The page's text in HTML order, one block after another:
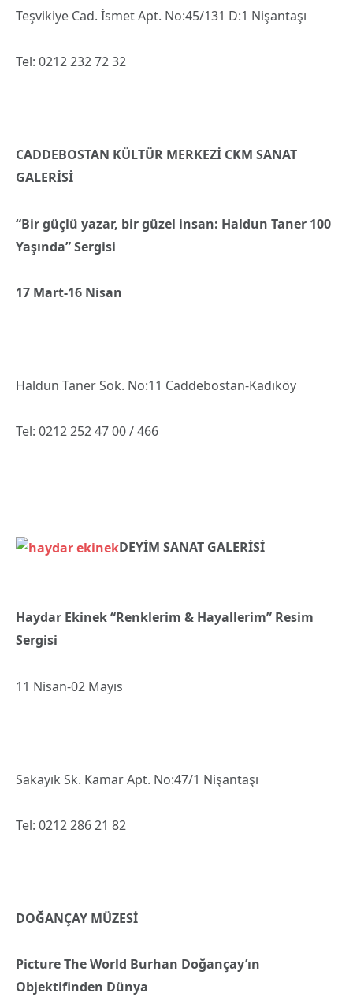
Teşvikiye Cad. İsmet Apt. No:45/131 D:1 Nişantaşı
Tel: 0212 232 72 32
CADDEBOSTAN KÜLTÜR MERKEZİ CKM SANAT
GALERİSİ
“Bir güçlü yazar, bir güzel insan: Haldun Taner 100
Yaşında” Sergisi
17 Mart-16 Nisan
Haldun Taner Sok. No:11 Caddebostan-Kadıköy
Tel: 0212 252 47 00 / 466
DEYİM SANAT GALERİSİ
Haydar Ekinek “Renklerim & Hayallerim” Resim
Sergisi
11 Nisan-02 Mayıs
Sakayık Sk. Kamar Apt. No:47/1 Nişantaşı
Tel: 0212 286 21 82
DOĞANÇAY MÜZESİ
Picture The World Burhan Doğançay’ın
Objektifinden Dünya